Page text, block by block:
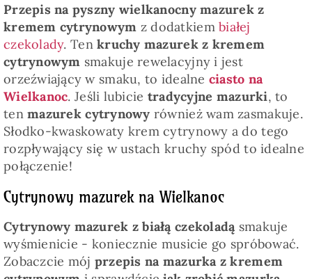
Przepis na pyszny wielkanocny mazurek z
kremem cytrynowym z dodatkiembiałej
czekolady. Tenkruchy mazurek z kremem
cytrynowym smakuje rewelacyjny i jest
orzeźwiający w smaku, to idealne ciasto na
Wielkanoc. Jeśli lubicie tradycyjne mazurki, to
tenmazurek cytrynowy również wam zasmakuje.
Słodko-kwaskowaty krem cytrynowy a do tego
rozpływający się w ustach kruchy spód to idealne
połączenie!
Cytrynowy mazurek na Wielkanoc
Cytrynowy mazurek z białą czekoladąsmakuje
wyśmienicie - koniecznie musicie go spróbować.
Zobaczcie mój przepis na mazurka z kremem